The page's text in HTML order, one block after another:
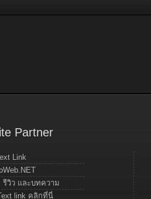
Partner
Link
รีวิว และบทความ
link คลิกที่นี่